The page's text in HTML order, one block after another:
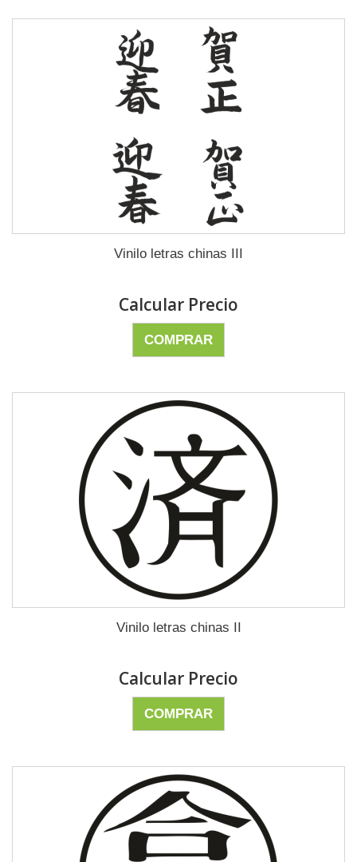
Vinilo letras chinas III
Calcular Precio
COMPRAR
Vinilo letras chinas II
Calcular Precio
COMPRAR